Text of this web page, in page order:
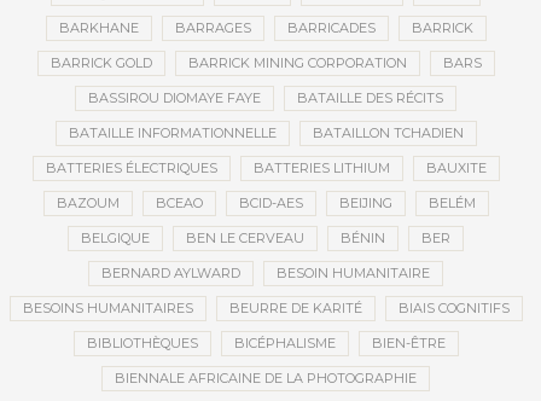
BARKHANE BARRAGES BARRICADES BARRICK
BARRICK GOLD BARRICK MINING CORPORATION BARS
BASSIROU DIOMAYE FAYE BATAILLE DES RÉCITS
BATAILLE INFORMATIONNELLE BATAILLON TCHADIEN
BATTERIES ÉLECTRIQUES BATTERIES LITHIUM BAUXITE
BAZOUM BCEAO BCID-AES BEIJING BELÉM
BELGIQUE BEN LE CERVEAU BÉNIN BER
BERNARD AYLWARD BESOIN HUMANITAIRE
BESOINS HUMANITAIRES BEURRE DE KARITÉ BIAIS COGNITIFS
BIBLIOTHÈQUES BICÉPHALISME BIEN-ÊTRE
BIENNALE AFRICAINE DE LA PHOTOGRAPHIE